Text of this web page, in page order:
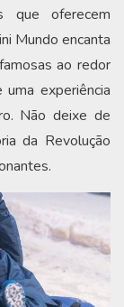
que oferecem
Mundo encanta
ao redor
experiência
Não deixe de
da Revolução